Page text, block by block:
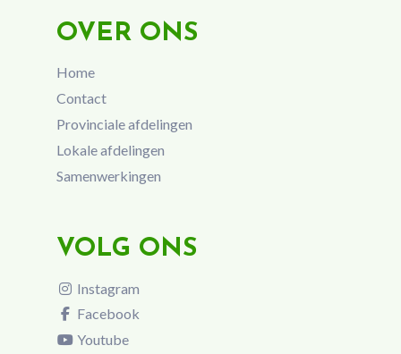
OVER ONS
Home
Contact
Provinciale afdelingen
Lokale afdelingen
Samenwerkingen
VOLG ONS
Instagram
Facebook
Youtube